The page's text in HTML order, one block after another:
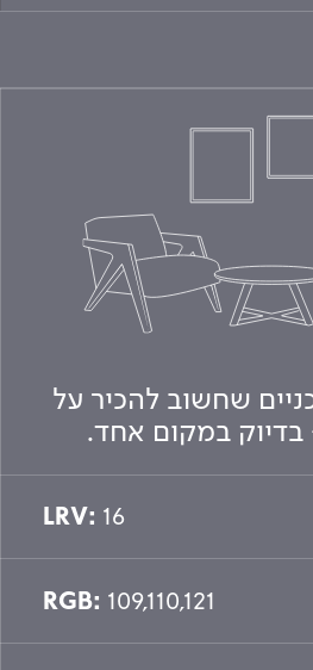
שחשוב להכיר על
במקום אחד.
LRV: 16
RGB: 109,110,121